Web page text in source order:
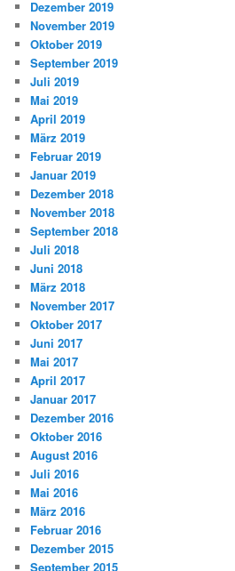
Dezember 2019
November 2019
Oktober 2019
September 2019
Juli 2019
Mai 2019
April 2019
März 2019
Februar 2019
Januar 2019
Dezember 2018
November 2018
September 2018
Juli 2018
Juni 2018
März 2018
November 2017
Oktober 2017
Juni 2017
Mai 2017
April 2017
Januar 2017
Dezember 2016
Oktober 2016
August 2016
Juli 2016
Mai 2016
März 2016
Februar 2016
Dezember 2015
September 2015